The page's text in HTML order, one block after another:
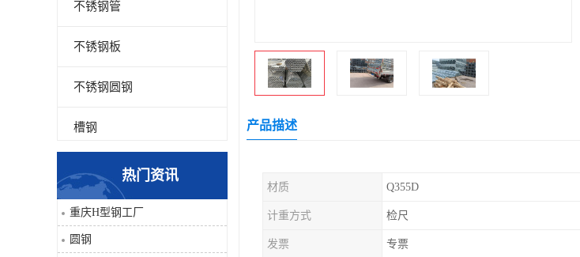
不锈钢管
不锈钢板
不锈钢圆钢
槽钢
角钢
焊管
热门资讯
重庆H型钢工厂
圆钢
产品描述
材质 Q355D
计重方式 检尺
发票 专票